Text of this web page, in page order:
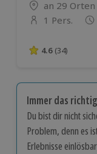
Standort
an 29 Orten
Anzahl der
1 Pers.
4.6 von 5
4.6 (34)
Immer das
Du bist dir nicht
Problem, denn es
Erlebnisse